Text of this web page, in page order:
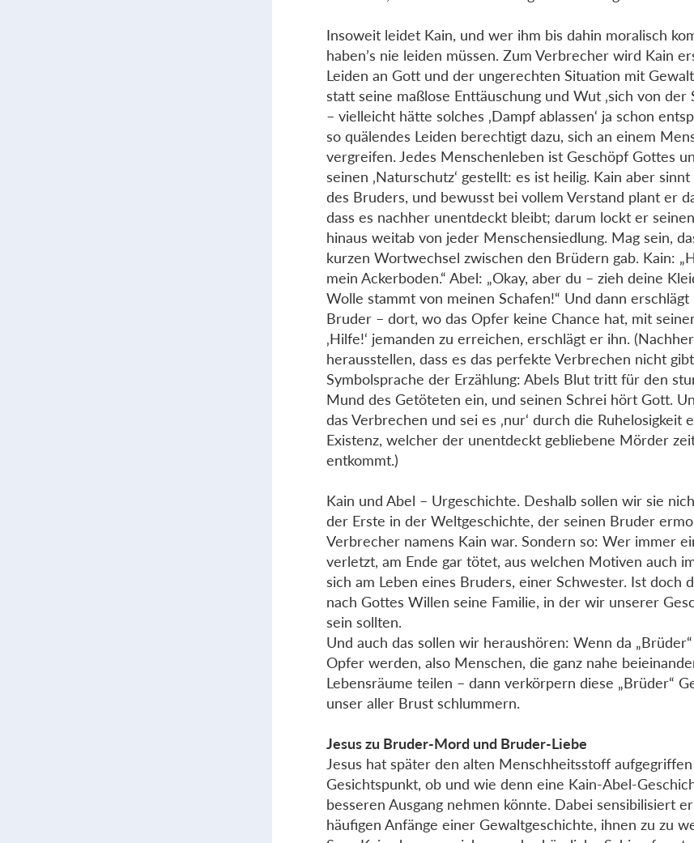
Insoweit leidet Kain, und wer ihm bis dahin moralisch
haben’s nie leiden müssen. Zum Verbrecher wird Kain
Leiden an Gott und der ungerechten Situation mit
statt seine maßlose Enttäuschung und Wut ‚sich von der
– vielleicht hätte solches ‚Dampf ablassen‘ ja schon
so quälendes Leiden berechtigt dazu, sich an einem
vergreifen. Jedes Menschenleben ist Geschöpf Gottes
seinen ‚Naturschutz‘ gestellt: es ist heilig. Kain aber
des Bruders, und bewusst bei vollem Verstand plant er
dass es nachher unentdeckt bleibt; darum lockt er
hinaus weitab von jeder Menschensiedlung. Mag sein,
kurzen Wortwechsel zwischen den Brüdern gab. Kain:
mein Ackerboden.“ Abel: „Okay, aber du – zieh deine
Wolle stammt von meinen Schafen!“ Und dann erschlägt
Bruder – dort, wo das Opfer keine Chance hat, mit
‚Hilfe!‘ jemanden zu erreichen, erschlägt er ihn.
herausstellen, dass es das perfekte Verbrechen nicht
Symbolsprache der Erzählung: Abels Blut tritt für den
Mund des Getöteten ein, und seinen Schrei hört Gott.
das Verbrechen und sei es ‚nur‘ durch die Ruhelosigkeit
Existenz, welcher der unentdeckt gebliebene Mörder
entkommt.)
Kain und Abel – Urgeschichte. Deshalb sollen wir sie
der Erste in der Weltgeschichte, der seinen Bruder
Verbrecher namens Kain war. Sondern so: Wer immer
verletzt, am Ende gar tötet, aus welchen Motiven auch
sich am Leben eines Bruders, einer Schwester. Ist doch
nach Gottes Willen seine Familie, in der wir unserer
sein sollten.
Und auch das sollen wir heraushören: Wenn da
Opfer werden, also Menschen, die ganz nahe
Lebensräume teilen – dann verkörpern diese „Brüder“
unser aller Brust schlummern.
Jesus zu Bruder-Mord und Bruder-Liebe
Jesus hat später den alten Menschheitsstoff
Gesichtspunkt, ob und wie denn eine Kain-Abel-
besseren Ausgang nehmen könnte. Dabei sensibilisiert
häufigen Anfänge einer Gewaltgeschichte, ihnen zu zu